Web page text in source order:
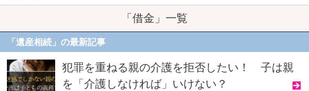
「借金」一覧
「遺産相続」の最新記事
犯罪を重ねる親の介護を拒否したい！ 子は親
を「介護しなければ」いけない？